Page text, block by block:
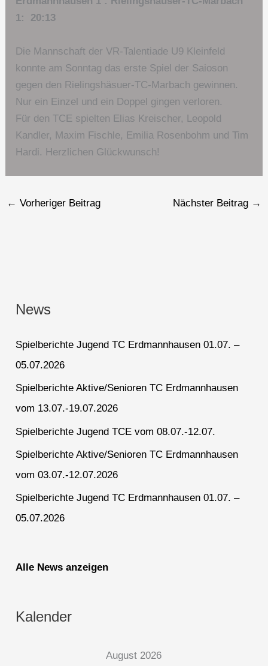
1: 20:13
Die Mannschaft der VR-Talentiade U9 Kleinfeld
konnte am Sonntag das erste Spiel der Saioson
gegen den Rielingshäsuer-TC-Marbach gewinnen.
Nur ein Einzel und ein Doppel gingen verloren.
Für den TCE spielten Elias Kreischer, Leopold
Kandler, Maxim Fischle, Emilia Rosenbohm und Tim
Hardi. Herzlichen Glückwunsch!
← Vorheriger Beitrag Nächster Beitrag →
News
Spielberichte Jugend TC Erdmannhausen 01.07. –
05.07.2026
Spielberichte Aktive/Senioren TC Erdmannhausen
vom 13.07.-19.07.2026
Spielberichte Jugend TCE vom 08.07.-12.07.
Spielberichte Aktive/Senioren TC Erdmannhausen
vom 03.07.-12.07.2026
Spielberichte Jugend TC Erdmannhausen 01.07. –
05.07.2026
Alle News anzeigen
Kalender
August 2026